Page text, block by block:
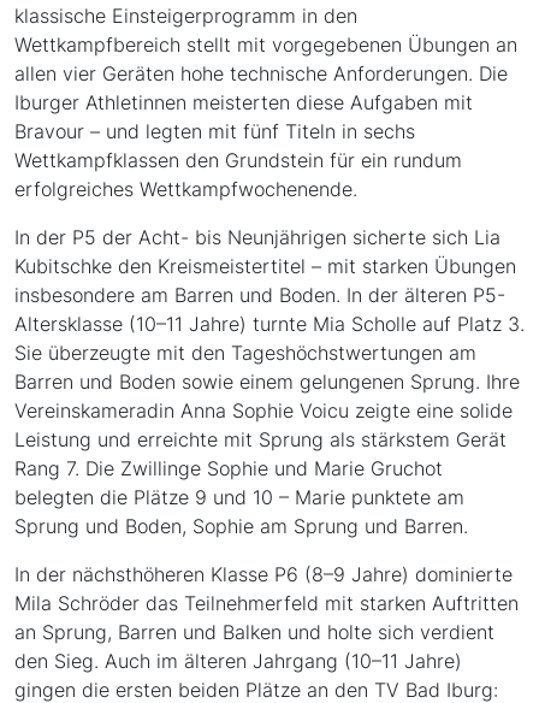
klassische Einsteigerprogramm in den
Wettkampfbereich stellt mit vorgegebenen Übungen an
allen vier Geräten hohe technische Anforderungen. Die
Iburger Athletinnen meisterten diese Aufgaben mit
Bravour – und legten mit fünf Titeln in sechs
Wettkampfklassen den Grundstein für ein rundum
erfolgreiches Wettkampfwochenende.
In der P5 der Acht- bis Neunjährigen sicherte sich Lia
Kubitschke den Kreismeistertitel – mit starken Übungen
insbesondere am Barren und Boden. In der älteren P5-
Altersklasse (10–11 Jahre) turnte Mia Scholle auf Platz 3.
Sie überzeugte mit den Tageshöchstwertungen am
Barren und Boden sowie einem gelungenen Sprung. Ihre
Vereinskameradin Anna Sophie Voicu zeigte eine solide
Leistung und erreichte mit Sprung als stärkstem Gerät
Rang 7. Die Zwillinge Sophie und Marie Gruchot
belegten die Plätze 9 und 10 – Marie punktete am
Sprung und Boden, Sophie am Sprung und Barren.
In der nächsthöheren Klasse P6 (8–9 Jahre) dominierte
Mila Schröder das Teilnehmerfeld mit starken Auftritten
an Sprung, Barren und Balken und holte sich verdient
den Sieg. Auch im älteren Jahrgang (10–11 Jahre)
gingen die ersten beiden Plätze an den TV Bad Iburg: